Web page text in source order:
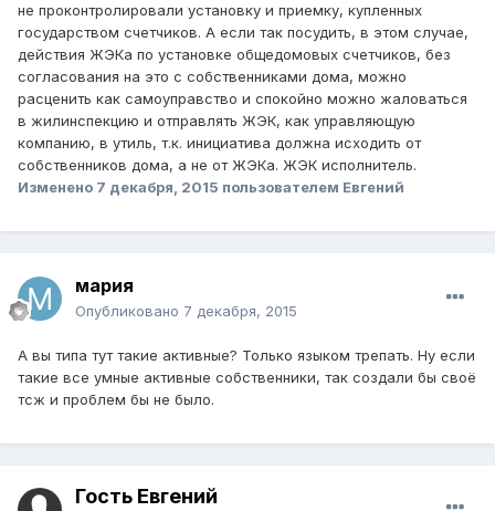
не проконтролировали установку и приемку, купленных
государством счетчиков. А если так посудить, в этом случае,
действия ЖЭКа по установке общедомовых счетчиков, без
согласования на это с собственниками дома, можно
расценить как самоуправство и спокойно можно жаловаться
в жилинспекцию и отправлять ЖЭК, как управляющую
компанию, в утиль, т.к. инициатива должна исходить от
собственников дома, а не от ЖЭКа. ЖЭК исполнитель.
Изменено 7 декабря, 2015 пользователем Евгений
мария
Опубликовано 7 декабря, 2015
А вы типа тут такие активные? Только языком трепать. Ну если
такие все умные активные собственники, так создали бы своё
тсж и проблем бы не было.
Гость Евгений